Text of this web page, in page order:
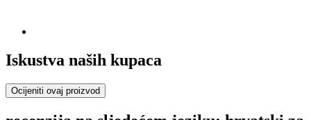
Iskustva naših kupaca
Ocijeniti ovaj proizvod